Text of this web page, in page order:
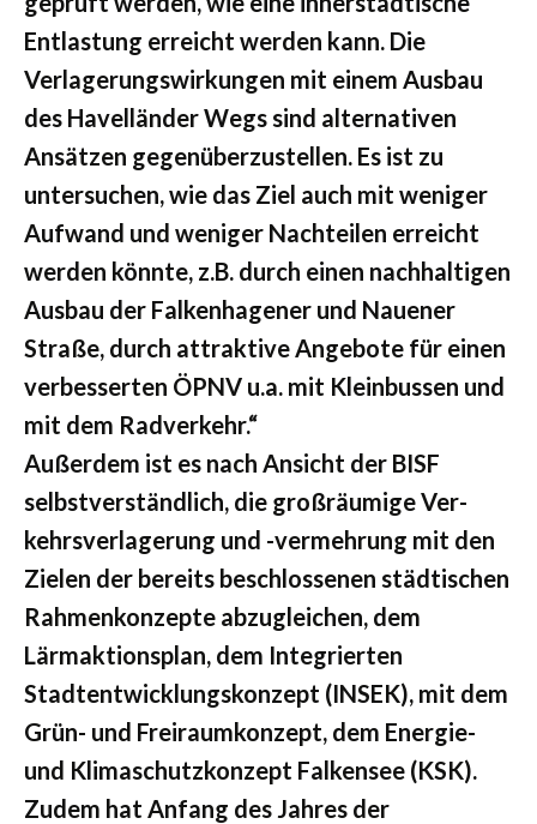
Entlastung erreicht werden kann. Die
Verlagerungswirkungen mit einem Ausbau
des Havelländer Wegs sind alternativen
Ansätzen gegenüberzustellen. Es ist zu
untersuchen, wie das Ziel auch mit weniger
Aufwand und weniger Nachteilen erreicht
werden könnte, z.B. durch einen nachhaltigen
Ausbau der Falkenhagener und Nauener
Straße, durch attraktive Angebote für einen
verbesserten ÖPNV u.a. mit Kleinbussen und
mit dem Radverkehr.“
Außerdem ist es nach Ansicht der BISF
selbstverständlich, die großräumige Ver-
kehrsverlagerung und -vermehrung mit den
Zielen der bereits beschlossenen städtischen
Rahmenkonzepte abzugleichen, dem
Lärmaktionsplan, dem Integrierten
Stadtentwicklungskonzept (INSEK), mit dem
Grün- und Freiraumkonzept, dem Energie-
und Klimaschutzkonzept Falkensee (KSK).
Zudem hat Anfang des Jahres der